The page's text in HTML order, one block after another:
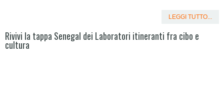
LEGGI TUTTO...
Rivivi la tappa Senegal dei Laboratori itineranti fra cibo e
cultura